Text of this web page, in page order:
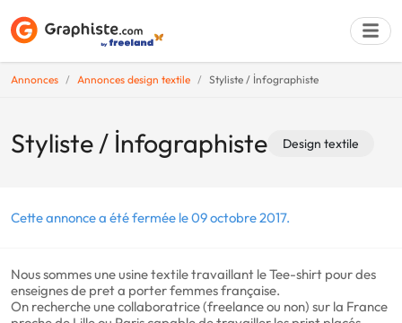
Annonces Annonces design textile Styliste / İnfographiste
Styliste / İnfographiste Design textile
Cette annonce a été fermée le 09 octobre 2017.
Nous sommes une usine textile travaillant le Tee-shirt pour des
enseignes de pret a porter femmes française.
On recherche une collaboratrice (freelance ou non) sur la France